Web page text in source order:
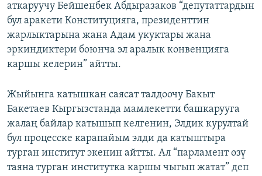
аткаруучу Бейшенбек Абдыразаков “депутаттардын
бул аракети Конституцияга, президенттин
жарлыктарына жана Адам укуктары жана
эркиндиктери боюнча эл аралык конвенцияга
каршы келерин” айтты.
Жыйынга катышкан саясат талдоочу Бакыт
Бакетаев Кыргызстанда мамлекетти башкарууга
жалаң байлар катышып келгенин, Элдик курултай
бул процесске карапайым элди да катыштыра
турган институт экенин айтты. Ал “парламент өзү
таяна турган институтка каршы чыгып жатат” деп